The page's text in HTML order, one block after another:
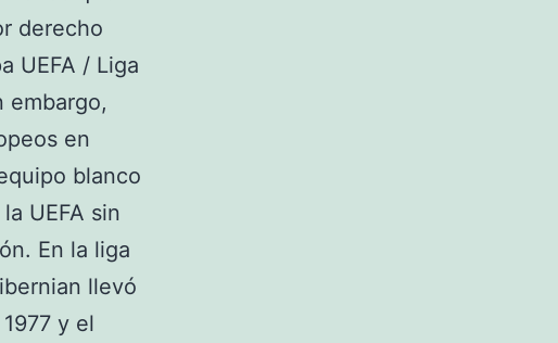
derecho
UEFA / Liga
embargo,
en
blanco
UEFA sin
En la liga
llevó
y el